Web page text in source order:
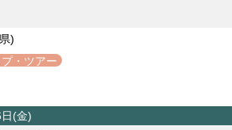
)
・ツアー
(金)